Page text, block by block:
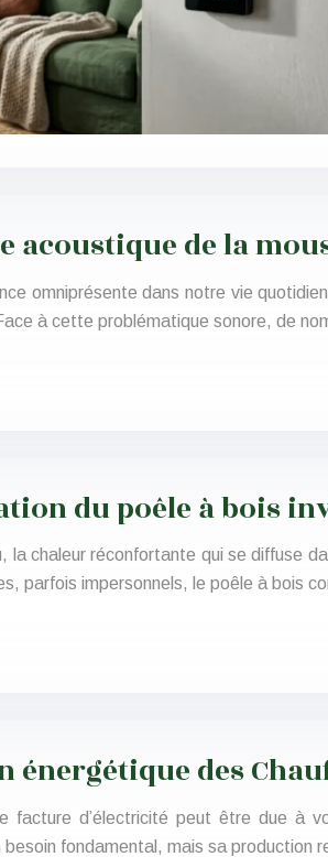
acoustique de la
omniprésente dans notre vie
à cette problématique sonore, de
du poêle à bois
la chaleur réconfortante qui se diffuse
parfois impersonnels, le poêle à bois
énergétique des
facture d’électricité peut être due à
besoin fondamental, mais sa